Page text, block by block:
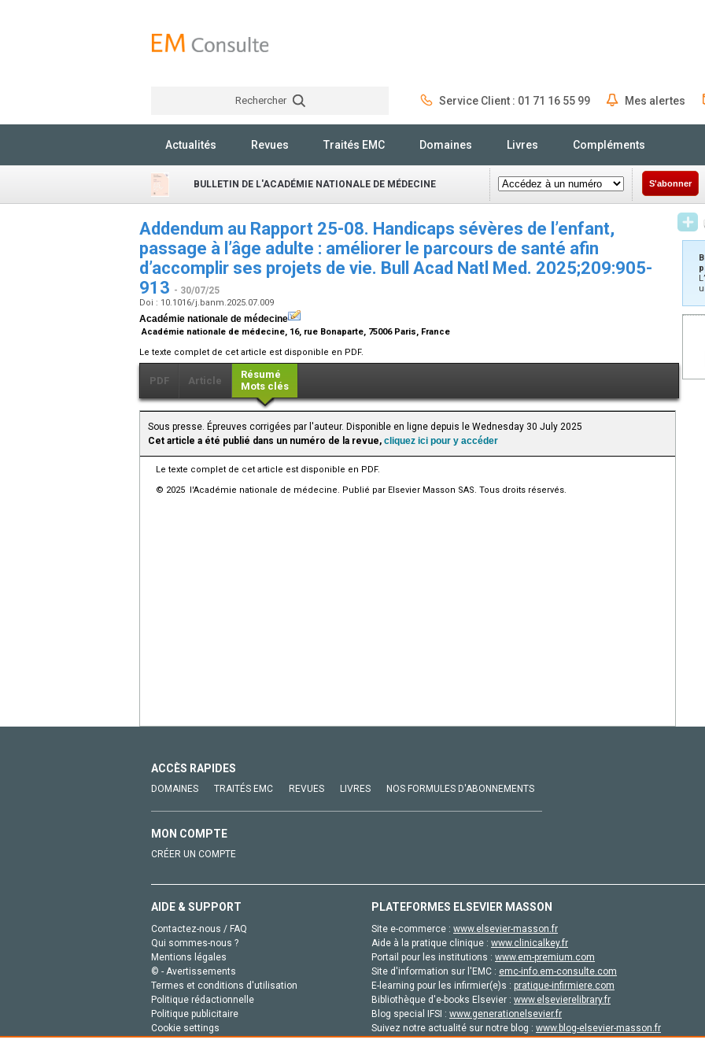
Rechercher Service Client : 01 71 16 55 99 Mes alertes
Actualités Revues Traités EMC Domaines Livres Compléments
BULLETIN DE L'ACADÉMIE NATIONALE DE MÉDECINE S'abonner
Addendum au Rapport 25-08. Handicaps sévères de l’enfant,
passage à l’âge adulte : améliorer le parcours de santé afin
d’accomplir ses projets de vie. Bull Acad Natl Med. 2025;209:905-
913 - 30/07/25
Doi : 10.1016/j.banm.2025.07.009
Académie nationale de médecine
Académie nationale de médecine, 16, rue Bonaparte, 75006 Paris, France
Le texte complet de cet article est disponible en PDF.
PDF Article
Résumé
Mots clés
Sous presse. Épreuves corrigées par l'auteur. Disponible en ligne depuis le Wednesday 30 July 2025
Cet article a été publié dans un numéro de la revue, cliquez ici pour y accéder
Le texte complet de cet article est disponible en PDF.
© 2025 l'Académie nationale de médecine. Publié par Elsevier Masson SAS. Tous droits réservés.
ACCÈS RAPIDES
DOMAINES TRAITÉS EMC REVUES LIVRES NOS FORMULES D'ABONNEMENTS
MON COMPTE
CRÉER UN COMPTE
AIDE & SUPPORT
Contactez-nous / FAQ
Qui sommes-nous ?
Mentions légales
© - Avertissements
Termes et conditions d'utilisation
Politique rédactionnelle
Politique publicitaire
Cookie settings
PLATEFORMES ELSEVIER MASSON
Site e-commerce : www.elsevier-masson.fr
Aide à la pratique clinique : www.clinicalkey.fr
Portail pour les institutions : www.em-premium.com
Site d'information sur l'EMC : emc-info.em-consulte.com
E-learning pour les infirmier(e)s : pratique-infirmiere.com
Bibliothèque d'e-books Elsevier : www.elsevierelibrary.fr
Blog special IFSI : www.generationelsevier.fr
Suivez notre actualité sur notre blog : www.blog-elsevier-masson.fr